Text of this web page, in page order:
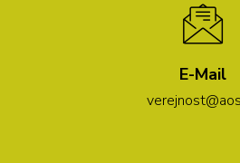
E-Mail